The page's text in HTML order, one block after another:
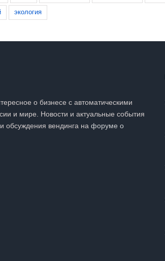
экология
о бизнесе с автоматическими
и мире. Новости и актуальные события
обсуждения вендинга на форуме о